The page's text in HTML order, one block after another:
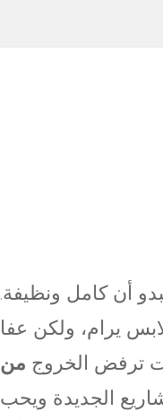
أن كامل ونظيفة.
يرام، ولكن عفا
ترفض الخروج من
الجديدة ويحب